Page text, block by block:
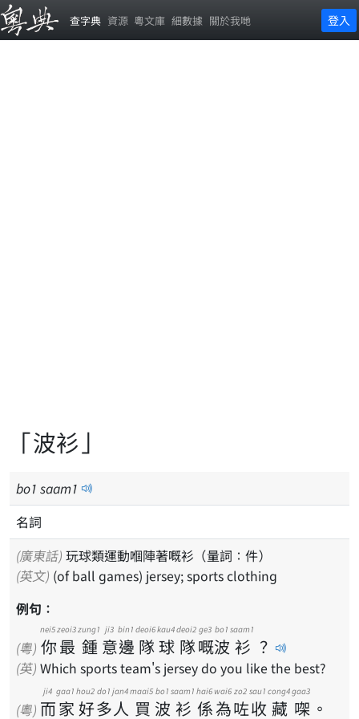
查字典 資源 粵文庫 細數據 關於我哋 登入
「波衫」
bo1 saam1
名詞
(廣東話) 玩球類運動嗰陣著嘅衫（量詞：件）
(英文) (of ball games) jersey; sports clothing
例句：
(粵) 你
nei5
最
zeoi3
鍾
zung1
意
ji3
邊
bin1
隊
deoi6
球
kau4
隊
deoi2
嘅
ge3
波
bo1
衫
saam1
？
(英) Which sports team's jersey do you like the best?
(粵) 而
ji4
家
gaa1
好
hou2
多
do1
人
jan4
買
maai5
波
bo1
衫
saam1
係
hai6
為
wai6
咗
zo2
收
sau1
藏
cong4
㗎
gaa3
。